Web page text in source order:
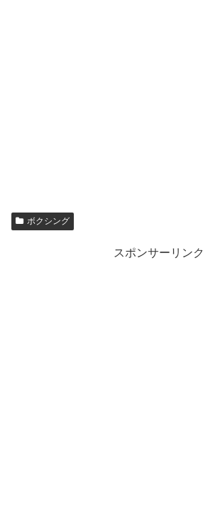
ボクシング
スポンサーリンク